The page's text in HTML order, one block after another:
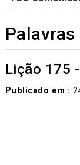
Lição 175 -
Publicado em :